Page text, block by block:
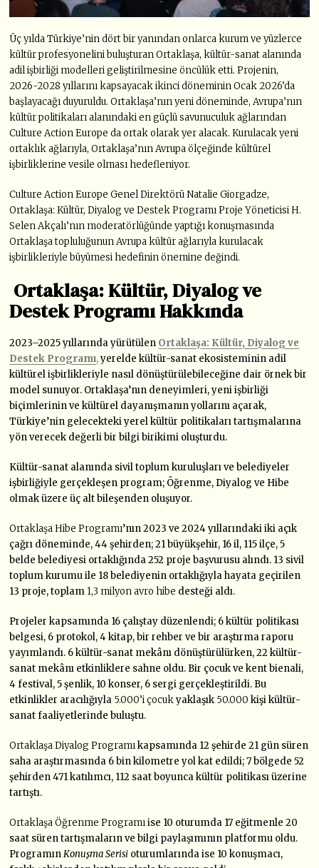
Üç yılda Türkiye’nin dört bir yanından onlarca kurum ve yüzlerce
kültür profesyonelini buluşturan Ortaklaşa, kültür-sanat alanında
adil işbirliği modelleri geliştirilmesine öncülük etti. Projenin,
2026-2028 yıllarını kapsayacak ikinci döneminin Ocak 2026’da
başlayacağı duyuruldu. Ortaklaşa’nın yeni döneminde, Avrupa’nın
kültür politikaları alanındaki en güçlü savunuculuk ağlarından
Culture Action Europe da ortak olarak yer alacak. Kurulacak yeni
ortaklık ağlarıyla, Ortaklaşa’nın Avrupa ölçeğinde kültürel
işbirliklerine vesile olması hedefleniyor.
Culture Action Europe Genel Direktörü Natalie Giorgadze,
Ortaklaşa: Kültür, Diyalog ve Destek Programı Proje Yöneticisi H.
Selen Akçalı’nın moderatörlüğünde yaptığı konuşmasında
Ortaklaşa topluluğunun Avrupa kültür ağlarıyla kurulacak
işbirlikleriyle büyümesi hedefinin önemine değindi.
Ortaklaşa: Kültür, Diyalog ve
Destek Programı Hakkında
2023–2025 yıllarında yürütülen Ortaklaşa: Kültür, Diyalog ve
Destek Programı,yerelde kültür-sanat ekosisteminin adil
kültürel işbirlikleriyle nasıl dönüştürülebileceğine dair örnek bir
model sunuyor. Ortaklaşa’nın deneyimleri, yeni işbirliği
biçimlerinin ve kültürel dayanışmanın yollarını açarak,
Türkiye’nin gelecekteki yerel kültür politikaları tartışmalarına
yön verecek değerli bir bilgi birikimi oluşturdu.
Kültür-sanat alanında sivil toplum kuruluşları ve belediyeler
işbirliğiyle gerçekleşen program; Öğrenme, Diyalog ve Hibe
olmak üzere üç alt bileşenden oluşuyor.
Ortaklaşa Hibe Programı’nın 2023 ve 2024 yıllarındaki iki açık
çağrı döneminde, 44 şehirden; 21 büyükşehir, 16 il, 115 ilçe, 5
belde belediyesi ortaklığında 252 proje başvurusu alındı. 13 sivil
toplum kurumu ile 18 belediyenin ortaklığıyla hayata geçirilen
13 proje, toplam 1,3 milyon avro hibe desteği aldı.
Projeler kapsamında 16 çalıştay düzenlendi; 6 kültür politikası
belgesi, 6 protokol, 4 kitap, bir rehber ve bir araştırma raporu
yayımlandı. 6 kültür-sanat mekânı dönüştürülürken, 22 kültür-
sanat mekânı etkinliklere sahne oldu. Bir çocuk ve kent bienali,
4 festival, 5 şenlik, 10 konser, 6 sergi gerçekleştirildi. Bu
etkinlikler aracılığıyla 5.000’i çocukyaklaşık 50.000kişi kültür-
sanat faaliyetlerinde buluştu.
Ortaklaşa Diyalog Programıkapsamında 12 şehirde 21 gün süren
saha araştırmasında 6 bin kilometre yol kat edildi; 7 bölgede 52
şehirden 471 katılımcı, 112 saat boyunca kültür politikası üzerine
tartıştı.
Ortaklaşa Öğrenme Programıise 10 oturumda 17 eğitmenle 20
saat süren tartışmaların ve bilgi paylaşımının platformu oldu.
ProgramınKonuşma Serisi oturumlarında ise 10 konuşmacı,